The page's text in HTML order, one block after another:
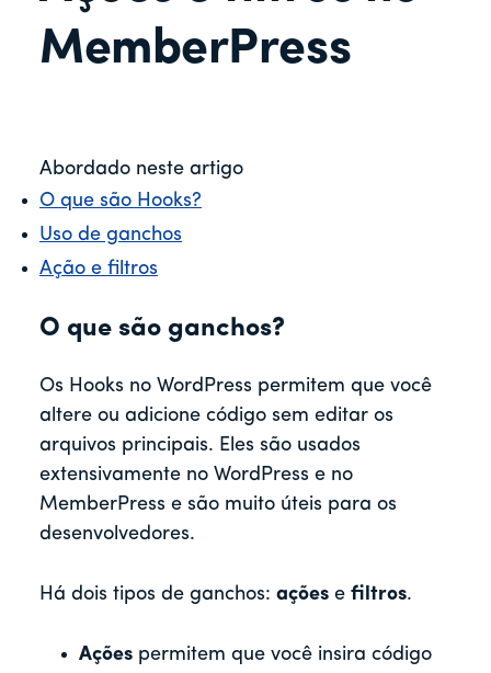
MemberPress
Abordado neste artigo
O que são Hooks?
Uso de ganchos
Ação e filtros
O que são ganchos?
Os Hooks no WordPress permitem que você
altere ou adicione código sem editar os
arquivos principais. Eles são usados
extensivamente no WordPress e no
MemberPress e são muito úteis para os
desenvolvedores.
Há dois tipos de ganchos: ações e filtros.
Ações permitem que você insira código